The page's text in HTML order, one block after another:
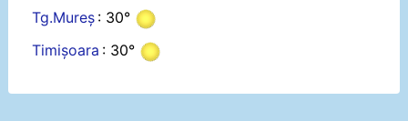
Tg.Mureș : 30°
Timișoara : 30°